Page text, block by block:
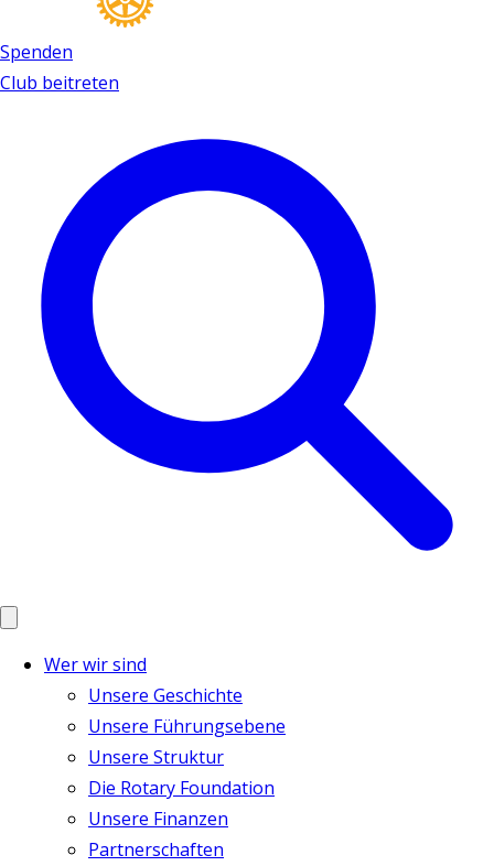
Spenden
Club beitreten
Wer wir sind
Unsere Geschichte
Unsere Führungsebene
Unsere Struktur
Die Rotary Foundation
Unsere Finanzen
Partnerschaften